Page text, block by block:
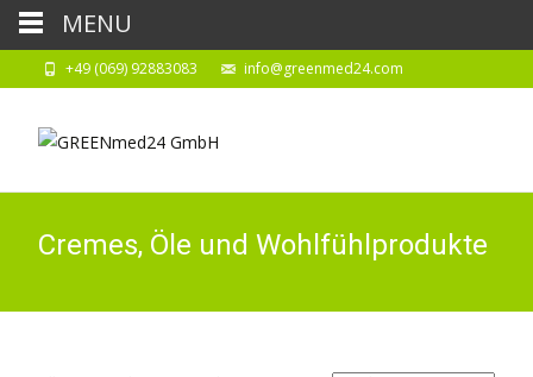
+49 (069) 92883083 info@greenmed24.com
Cremes, Öle und Wohlfühlprodukte
MENU